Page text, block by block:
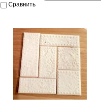
Сравнить